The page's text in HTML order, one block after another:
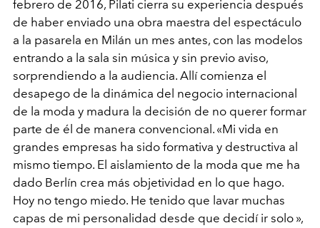
febrero de 2016, Pilati cierra su experiencia después
de haber enviado una obra maestra del espectáculo
a la pasarela en Milán un mes antes, con las modelos
entrando a la sala sin música y sin previo aviso,
sorprendiendo a la audiencia. Allí comienza el
desapego de la dinámica del negocio internacional
de la moda y madura la decisión de no querer formar
parte de él de manera convencional. «Mi vida en
grandes empresas ha sido formativa y destructiva al
mismo tiempo. El aislamiento de la moda que me ha
dado Berlín crea más objetividad en lo que hago.
Hoy no tengo miedo. He tenido que lavar muchas
capas de mi personalidad desde que decidí ir solo »,